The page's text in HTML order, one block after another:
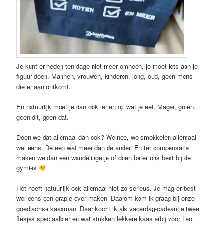
Je kunt er heden ten dage niet meer omheen, je moet iets aan je
figuur doen. Mannen, vrouwen, kinderen, jong, oud, geen mens
die er aan ontkomt.
En natuurlijk moet je dan ook letten op wat je eet. Mager, groen,
geen dit, geen dat.
Doen we dat allemaal dan ook? Welnee, we smokkelen allemaal
wel eens. De een wat meer dan de ander. En ter compensatie
maken we dan een wandelingetje of doen beter ons best bij de
gymles
Het hoeft natuurlijk ook allemaal niet zo serieus. Je mag er best
wel eens een grapje over maken. Daarom kom ik graag bij onze
goedlachse kaasman. Daar kocht ik als vaderdag-cadeautje twee
flesjes speciaalbier en wat stukken lekkere kaas erbij voor Leo.